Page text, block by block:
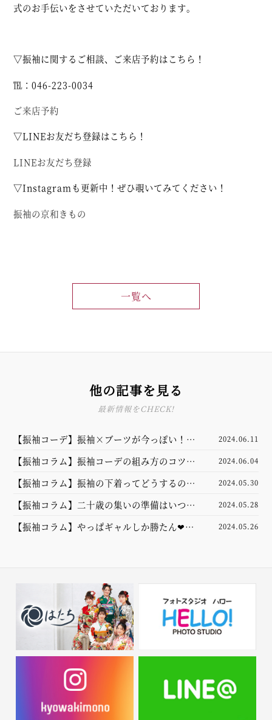
式のお手伝いをさせていただいております。
▽振袖に関するご相談、ご来店予約はこちら！
℡：046-223-0034
ご来店予約
▽LINEお友だち登録はこちら！
LINEお友だち登録
▽Instagramも更新中！ぜひ覗いてみてください！
振袖の京和きもの
一覧へ
他の記事を見る
最新情報をCHECK!
【振袖コーデ】振袖×ブーツが今っぽい！バ
ランスよく見せるための選び方とは？
2024.06.11
【振袖コラム】振袖コーデの組み方のコツ
は？小物を選ぶ順番や合わせ方のポイントを
ご紹介☆
2024.06.04
【振袖コラム】振袖の下着ってどうするの？
肌着や和装ブラについて徹底解説します☆
2024.05.30
【振袖コラム】二十歳の集いの準備はいつか
ら？早めのご用意がおすすめの理由をご紹介
2024.05.28
【振袖コラム】やっぱギャルしか勝たん❤︎ギ
2024.05.26